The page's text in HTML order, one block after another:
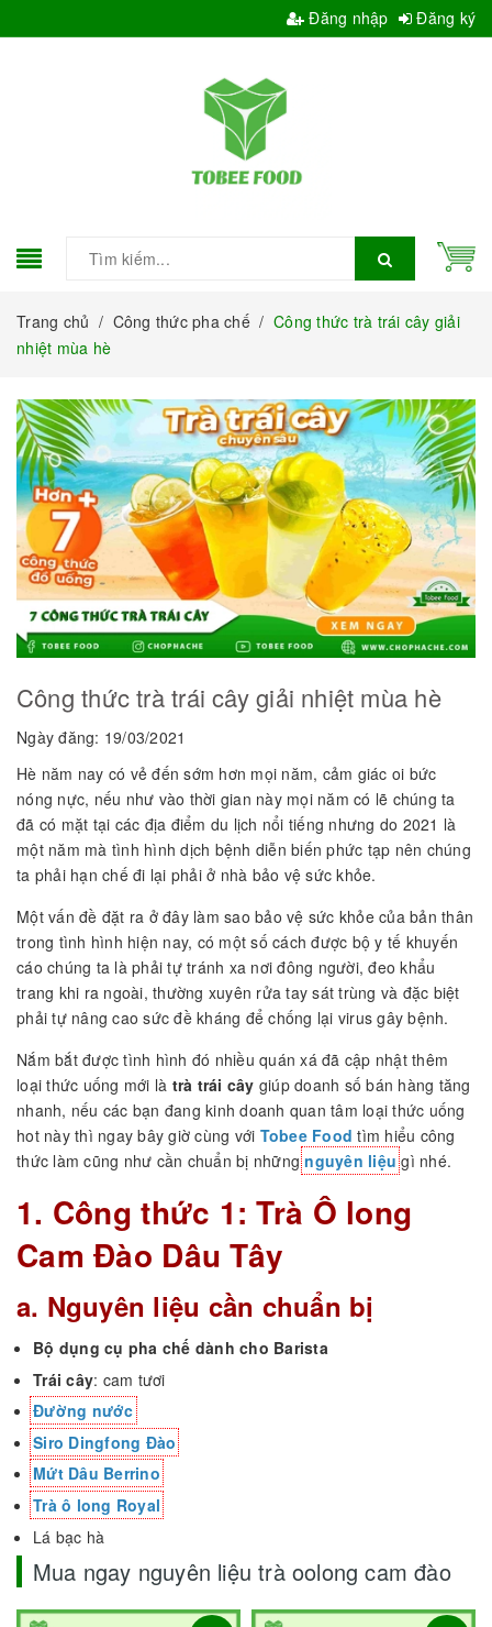
Đăng nhập Đăng ký
Trang chủ / Công thức pha chế / Công thức trà trái cây giải
nhiệt mùa hè
Công thức trà trái cây giải nhiệt mùa hè
Ngày đăng: 19/03/2021
Hè năm nay có vẻ đến sớm hơn mọi năm, cảm giác oi bức
nóng nực, nếu như vào thời gian này mọi năm có lẽ chúng ta
đã có mặt tại các địa điểm du lịch nổi tiếng nhưng do 2021 là
một năm mà tình hình dịch bệnh diễn biến phức tạp nên chúng
ta phải hạn chế đi lại phải ở nhà bảo vệ sức khỏe.
Một vấn đề đặt ra ở đây làm sao bảo vệ sức khỏe của bản thân
trong tình hình hiện nay, có một số cách được bộ y tế khuyến
cáo chúng ta là phải tự tránh xa nơi đông người, đeo khẩu
trang khi ra ngoài, thường xuyên rửa tay sát trùng và đặc biệt
phải tự nâng cao sức đề kháng để chống lại virus gây bệnh.
Nắm bắt được tình hình đó nhiều quán xá đã cập nhật thêm
loại thức uống mới là trà trái cây giúp doanh số bán hàng tăng
nhanh, nếu các bạn đang kinh doanh quan tâm loại thức uống
hot này thì ngay bây giờ cùng với Tobee Food tìm hiểu công
thức làm cũng như cần chuẩn bị nhữngnguyên liệugì nhé.
1. Công thức 1: Trà Ô long
Cam Đào Dâu Tây
a. Nguyên liệu cần chuẩn bị
Bộ dụng cụ pha chế dành cho Barista
Trái cây: cam tươi
Đường nước
Siro Dingfong Đào
Mứt Dâu Berrino
Trà ô long Royal
Lá bạc hà
Mua ngay nguyên liệu trà oolong cam đào